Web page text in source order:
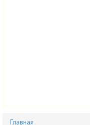
Главная